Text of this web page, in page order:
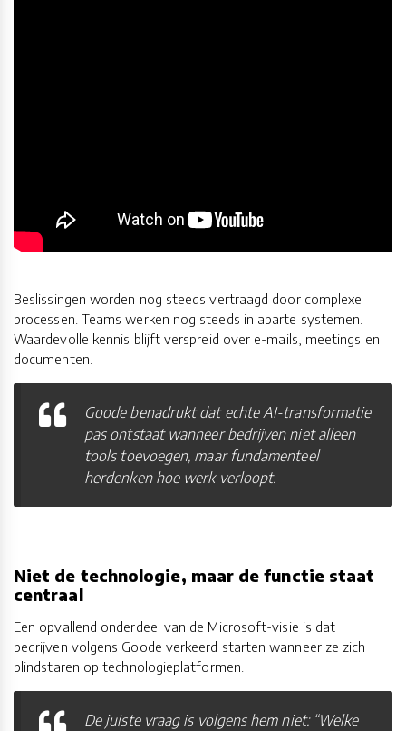
Beslissingen worden nog steeds vertraagd door complexe
processen. Teams werken nog steeds in aparte systemen.
Waardevolle kennis blijft verspreid over e-mails, meetings en
documenten.
Goode benadrukt dat echte AI-transformatie
pas ontstaat wanneer bedrijven niet alleen
tools toevoegen, maar fundamenteel
herdenken hoe werk verloopt.
Niet de technologie, maar de functie staat
centraal
Een opvallend onderdeel van de Microsoft-visie is dat
bedrijven volgens Goode verkeerd starten wanneer ze zich
blindstaren op technologieplatformen.
De juiste vraag is volgens hem niet: “Welke